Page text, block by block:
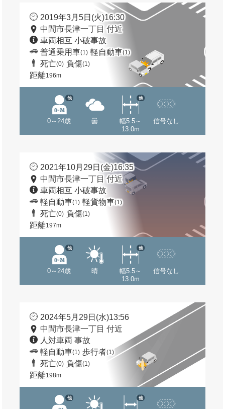
2019年3月5日(火)16:30
中間市長津一丁目 付近
車両相互 小破事故
普通乗用車(1) 軽自動車(1)
死亡(0) 負傷(1)
距離196m
0～24歳
他
曇
幅5.5～
13.0m
他
信号なし
2021年10月29日(金)16:35
中間市長津一丁目 付近
車両相互 小破事故
軽自動車(1) 軽貨物車(1)
死亡(0) 負傷(1)
距離197m
0～24歳
他
晴
幅5.5～
13.0m
他
信号なし
2024年5月29日(水)13:56
中間市長津一丁目 付近
人対車両 事故
軽自動車(1) 歩行者(1)
死亡(0) 負傷(1)
距離198m
他 他